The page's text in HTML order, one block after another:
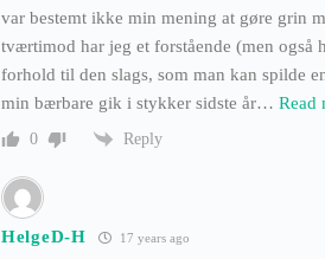
var bestemt ikke min mening at gøre grin
tværtimod har jeg et forstående (men også
forhold til den slags, som man kan spilde
min bærbare gik i stykker sidste år… Read
0 Reply
HelgeD-H 17 years ago